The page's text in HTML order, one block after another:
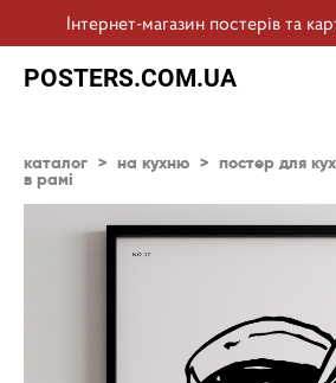
Інтернет-магазин постерів та
POSTERS.COM.UA
каталог > на кухню > постер для
в рамі